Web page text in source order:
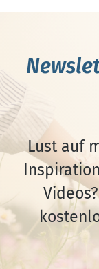
Lust auf